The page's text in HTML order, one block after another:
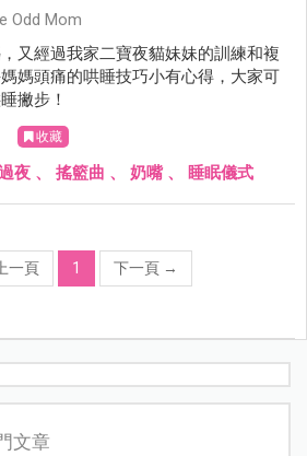
Odd Mom
又經過我家二寶夜貓妹妹的訓練和複
媽頭痛的哄睡技巧小有心得，大家可
撇步！
收藏
夜 、 搖籃曲 、 奶嘴、 睡眠儀式
一頁 1 下一頁 →
文章